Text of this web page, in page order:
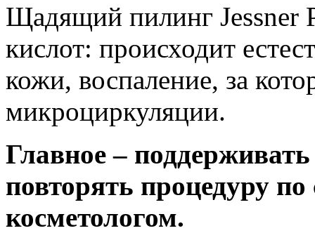
Щадящий пилинг Jessner
кислот: происходит
кожи, воспаление, за
микроциркуляции.
Главное –
повторять процедуру
косметологом.